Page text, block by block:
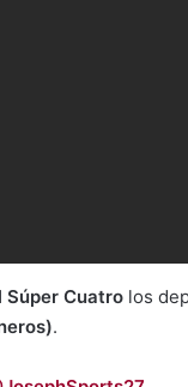
Súper Cuatro los
.